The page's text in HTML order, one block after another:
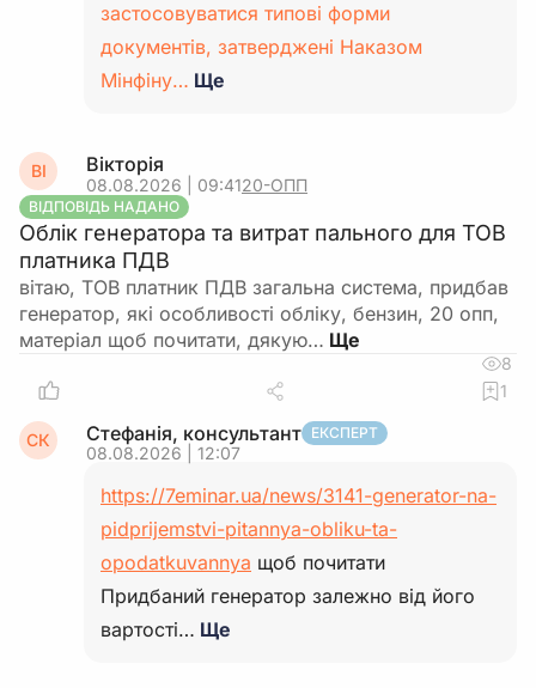
застосовуватися типові форми
документів, затверджені Наказом
Мінфіну… Ще
ВІ Вікторія
08.08.2026 | 09:4120-ОПП
ВІДПОВІДЬ НАДАНО
Облік генератора та витрат пального для ТОВ
платника ПДВ
вітаю, ТОВ платник ПДВ загальна система, придбав
генератор, які особливості обліку, бензин, 20 опп,
матеріал щоб почитати, дякую…
8
1
СК Стефанія, консультант ЕКСПЕРТ
08.08.2026 | 12:07
https://7eminar.ua/news/3141-generator-na-
pidprijemstvi-pitannya-obliku-ta-
opodatkuvannya щоб почитати
Придбаний генератор залежно від його
вартості… Ще